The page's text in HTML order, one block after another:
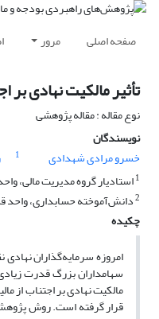
صفحه اصلی مرور
تأثیر مالکیت نهادی
نوع مقاله : مقاله پژوهشی
نویسندگان
خسرو مرادی شهدادی
1
1استادیار گروه مدیریت مالی،
2دانش‌آموخته حسابداری، واحد
چکیده
امروزه سرمایه‌گذاران
سهامداران بزرگ قدرت
قرار گرفته است. روش